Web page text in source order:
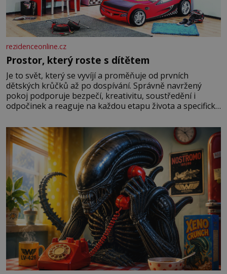
rezidenceonline.cz
Prostor, který roste s dítětem
Je to svět, který se vyvíjí a proměňuje od prvních
dětských krůčků až po dospívání. Správně navržený
pokoj podporuje bezpečí, kreativitu, soustředění i
odpočinek a reaguje na každou etapu života a specifické
měkkost a bezpečí, proto by pokoj miminka měl působit
především klidně a útulně. Předškolní věk je